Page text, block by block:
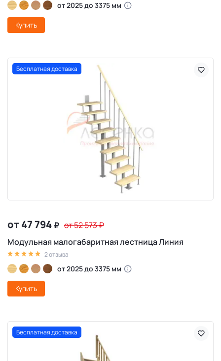
от 2025 до 3375 мм
Купить
Бесплатная доставка
от 47 794 ₽ от 52 573₽
Модульная малогабаритная лестница Линия
2 отзыва
от 2025 до 3375 мм
Купить
Бесплатная доставка